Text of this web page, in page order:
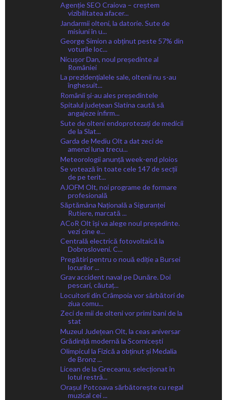
Agenție SEO Craiova – creștem
vizibilitatea afacer...
Jandarmii olteni, la datorie. Sute de
misiuni în u...
George Simion a obținut peste 57% din
voturile loc...
Nicușor Dan, noul președinte al
României
La prezidențialele sale, oltenii nu s-au
înghesuit...
Românii și-au ales președintele
Spitalul județean Slatina caută să
angajeze infirm...
Sute de olteni endoprotezați de medicii
de la Slat...
Garda de Mediu Olt a dat zeci de
amenzi luna trecu...
Meteorologii anunță week-end ploios
Se votează în toate cele 147 de secții
de pe terit...
AJOFM Olt, noi programe de formare
profesională
Săptămâna Națională a Siguranței
Rutiere, marcată ...
ACoR Olt își va alege noul președinte.
vezi cine e...
Centrală electrică fotovoltaică la
Dobrosloveni. C...
Pregătiri pentru o nouă ediție a Bursei
locurilor ...
Grav accident naval pe Dunăre. Doi
pescari, căutaț...
Locuitorii din Crâmpoia vor sărbători de
ziua comu...
Zeci de mii de olteni vor primi bani de la
stat
Muzeul Județean Olt, la ceas aniversar
Grădiniță modernă la Scornicești
Olimpicul la Fizică a obținut și Medalia
de Bronz ...
Licean de la Greceanu, selecționat în
lotul restrâ...
Orașul Potcoava sărbătorește cu regal
muzical cei ...